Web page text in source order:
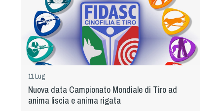
11 Lug
Nuova data Campionato Mondiale di Tiro ad
anima liscia e anima rigata
Sport acquatici
Treibball
Ipo Delta
Freestyle
Protezione civile Sportiva
Cinofilia Venatoria